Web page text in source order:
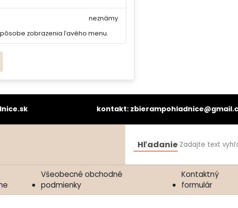
zobrazenia ľavého menu.
neznámy
kontakt:
Všeobecné obchodné
podmienky
Kontaktný
formulár
Hľadanie